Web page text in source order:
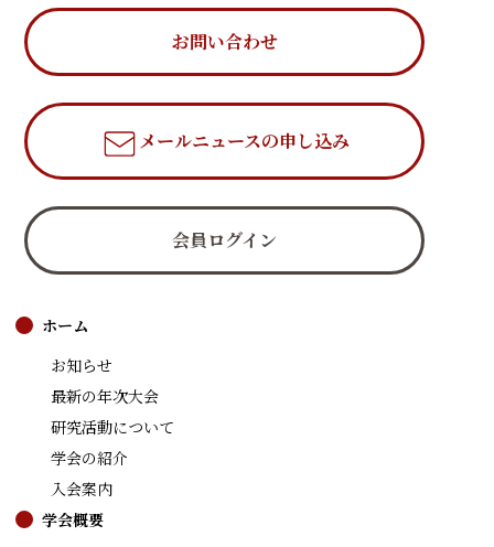
お問い合わせ
メールニュースの申し込み
会員ログイン
ホーム
お知らせ
最新の年次大会
研究活動について
学会の紹介
入会案内
学会概要